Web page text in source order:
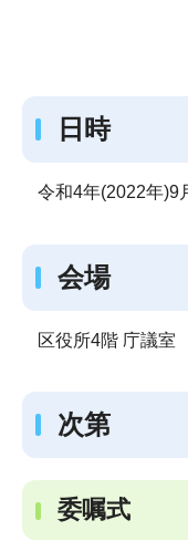
日時
令和4年(2022年)9
会場
区役所4階 庁議室
次第
委嘱式